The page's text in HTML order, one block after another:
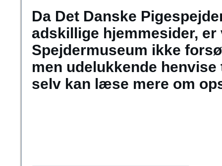
Da Det Danske
adskillige hjemmesider,
Spejdermuseum ikke
men udelukkende
selv kan læse mere om